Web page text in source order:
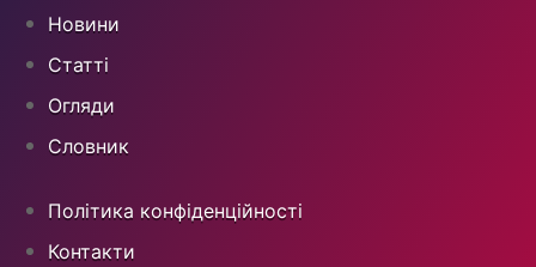
Новини
Статті
Огляди
Cловник
Політика конфіденційності
Контакти